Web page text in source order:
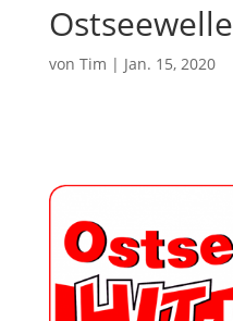
Ostseewelle
von Tim | Jan. 15, 2020